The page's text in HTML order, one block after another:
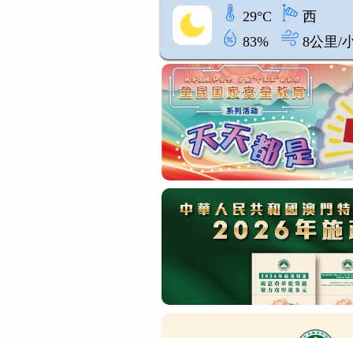
29°C
西
83%
8公里/